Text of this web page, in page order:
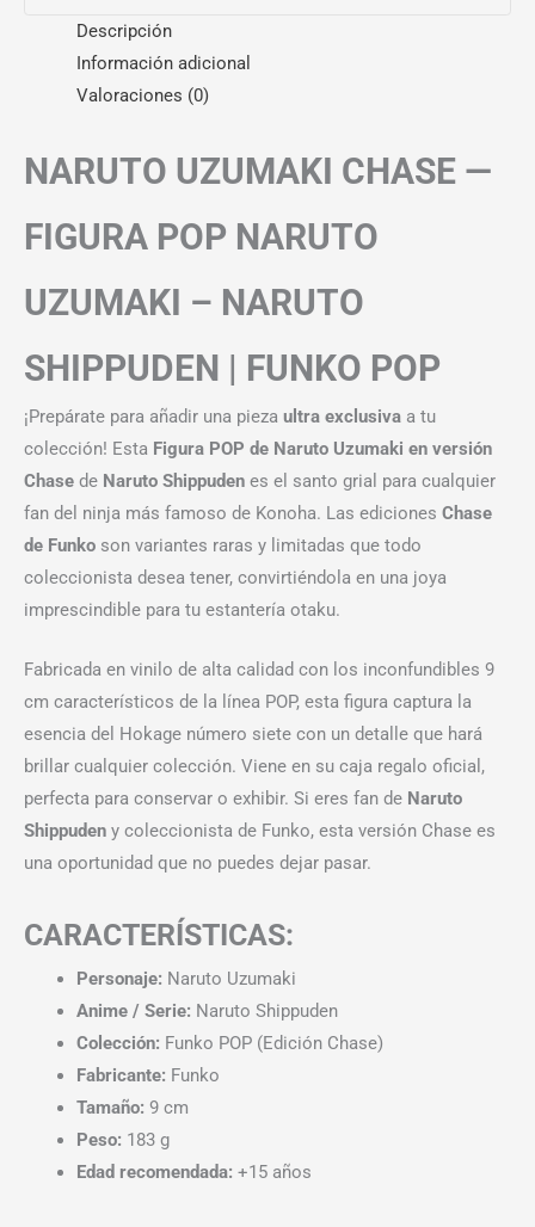
Descripción
Información adicional
Valoraciones (0)
NARUTO UZUMAKI CHASE —
FIGURA POP NARUTO
UZUMAKI – NARUTO
SHIPPUDEN | FUNKO POP
¡Prepárate para añadir una pieza ultra exclusiva a tu
colección! Esta Figura POP de Naruto Uzumaki en versión
Chase de Naruto Shippuden es el santo grial para cualquier
fan del ninja más famoso de Konoha. Las ediciones Chase
de Funko son variantes raras y limitadas que todo
coleccionista desea tener, convirtiéndola en una joya
imprescindible para tu estantería otaku.
Fabricada en vinilo de alta calidad con los inconfundibles 9
cm característicos de la línea POP, esta figura captura la
esencia del Hokage número siete con un detalle que hará
brillar cualquier colección. Viene en su caja regalo oficial,
perfecta para conservar o exhibir. Si eres fan de Naruto
Shippuden y coleccionista de Funko, esta versión Chase es
una oportunidad que no puedes dejar pasar.
CARACTERÍSTICAS:
Personaje: Naruto Uzumaki
Anime / Serie: Naruto Shippuden
Colección: Funko POP (Edición Chase)
Fabricante: Funko
Tamaño: 9 cm
Peso: 183 g
Edad recomendada: +15 años